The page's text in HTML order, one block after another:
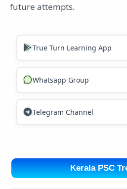
future attempts.
True Turn Learning App
Whatsapp Group
Telegram Channel
Kerala PSC